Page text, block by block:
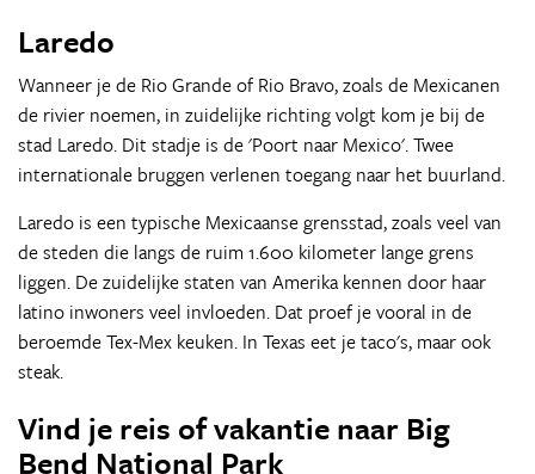
Laredo
Wanneer je de Rio Grande of Rio Bravo, zoals de Mexicanen
de rivier noemen, in zuidelijke richting volgt kom je bij de
stad Laredo. Dit stadje is de 'Poort naar Mexico'. Twee
internationale bruggen verlenen toegang naar het buurland.
Laredo is een typische Mexicaanse grensstad, zoals veel van
de steden die langs de ruim 1.600 kilometer lange grens
liggen. De zuidelijke staten van Amerika kennen door haar
latino inwoners veel invloeden. Dat proef je vooral in de
beroemde Tex-Mex keuken. In Texas eet je taco's, maar ook
steak.
Vind je reis of vakantie naar Big
Bend National Park